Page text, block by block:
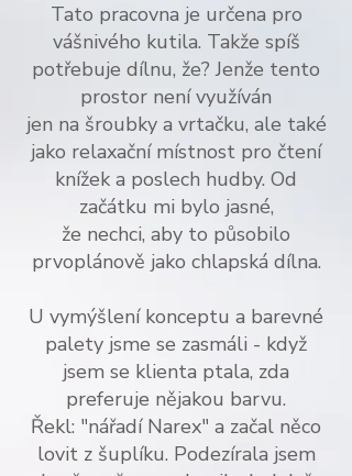
Tato pracovna je určena pro
vášnivého kutila. Takže spíš
potřebuje dílnu, že? Jenže tento
prostor není využíván
jen na šroubky a vrtačku, ale také
jako relaxační místnost pro čtení
knížek a poslech hudby. Od
začátku mi bylo jasné,
že nechci, aby to působilo
prvoplánově jako chlapská dílna.
U vymýšlení konceptu a barevné
palety jsme se zasmáli - když
jsem se klienta ptala, zda
preferuje nějakou barvu.
Řekl: "nářadí Narex" a začal něco
lovit z šuplíku. Podezírala jsem